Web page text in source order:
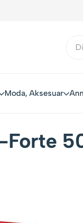
Moda, Aksesuar
Forte